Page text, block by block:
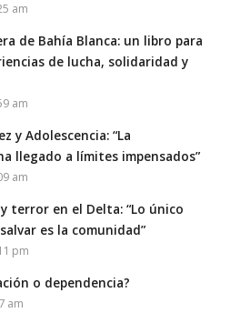
am
de Bahía Blanca: un libro para
de lucha, solidaridad y
am
y Adolescencia: “La
llegado a límites impensados”
am
terror en el Delta: “Lo único
es la comunidad”
pm
o dependencia?
am